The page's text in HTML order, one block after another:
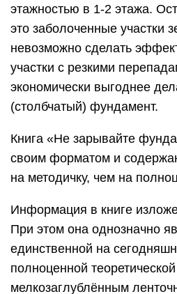
этажностью в 1-2 этажа.
это заболоченные участки
невозможно сделать
участки с резкими
экономически выгоднее
(столбчатый) фундамент.
Книга «Не зарывайте
своим форматом и
на методичку, чем на
Информация в книге
При этом она однозначно
единственной на
полноценной
мелкозаглублённым